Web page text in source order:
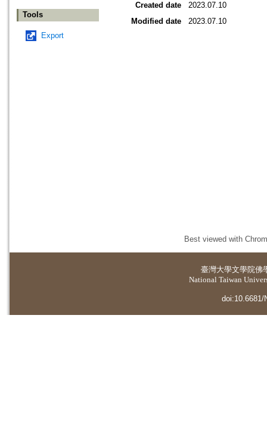
Tools
Export
Created date
2023.07.10
Modified date
2023.07.10
Best viewed with
臺灣大學文學院佛
National Taiwan
doi:10.6681/